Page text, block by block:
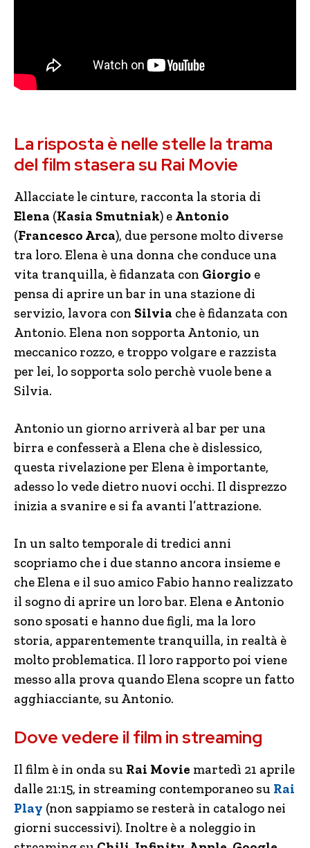
La risposta è nelle stelle la trama
del film stasera su Rai Movie
Allacciate le cinture, racconta la storia di
Elena (Kasia Smutniak) e Antonio
(Francesco Arca), due persone molto diverse
tra loro. Elena è una donna che conduce una
vita tranquilla, è fidanzata con Giorgio e
pensa di aprire un bar in una stazione di
servizio, lavora con Silvia che è fidanzata con
Antonio. Elena non sopporta Antonio, un
meccanico rozzo, e troppo volgare e razzista
per lei, lo sopporta solo perchè vuole bene a
Silvia.
Antonio un giorno arriverà al bar per una
birra e confesserà a Elena che è dislessico,
questa rivelazione per Elena è importante,
adesso lo vede dietro nuovi occhi. Il disprezzo
inizia a svanire e si fa avanti l’attrazione.
In un salto temporale di tredici anni
scopriamo che i due stanno ancora insieme e
che Elena e il suo amico Fabio hanno realizzato
il sogno di aprire un loro bar. Elena e Antonio
sono sposati e hanno due figli, ma la loro
storia, apparentemente tranquilla, in realtà è
molto problematica. Il loro rapporto poi viene
messo alla prova quando Elena scopre un fatto
agghiacciante, su Antonio.
Dove vedere il film in streaming
Il film è in onda su Rai Movie martedì 21 aprile
dalle 21:15, in streaming contemporaneo su Rai
Play (non sappiamo se resterà in catalogo nei
giorni successivi). Inoltre è a noleggio in